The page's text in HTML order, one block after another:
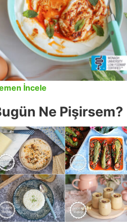
İncele
Ne Pişirsem?